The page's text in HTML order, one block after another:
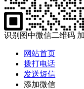
识别图中微信二维码
网站首页
拨打电话
发送短信
添加微信